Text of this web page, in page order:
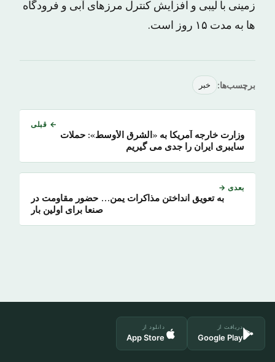
زمینی با لیبی و افزایش کنترل مرزهای آبی و فرودگاه
ها به مدت ۱۵ روز است.
برچسب‌ها: خبر
← قبلی
وزارت خارجه آمریکا به «الشرق الأوسط»: حملات
سایبری ایران را جدی می گیریم
بعدی →
به تعویق انداختن مذاکرات یمن… حضور مقاومت در
صنعا برای اولین بار
دریافت از
Google Play
دانلود از
App Store